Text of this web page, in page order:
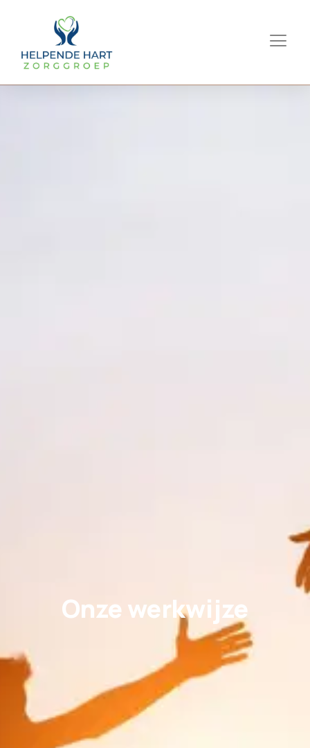
Onze werkwijze